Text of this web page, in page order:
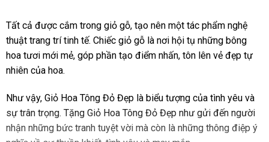
Tất cả được cắm trong giỏ gỗ, tạo nên một tác phẩm nghệ
thuật trang trí tinh tế. Chiếc giỏ gỗ là nơi hội tụ những bông
hoa tươi mới mẻ, góp phần tạo điểm nhấn, tôn lên vẻ đẹp tự
nhiên của hoa.
Như vậy, Giỏ Hoa Tông Đỏ Đẹp là biểu tượng của tình yêu và
sự trân trọng. Tặng Giỏ Hoa Tông Đỏ Đẹp như gửi đến người
nhận những bức tranh tuyệt vời mà còn là những thông điệp ý